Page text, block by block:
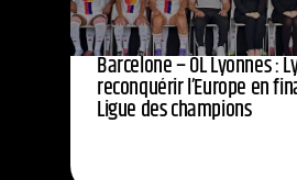
Barcelone – OL Lyonnes :
reconquérir l’Europe en
Ligue des champions